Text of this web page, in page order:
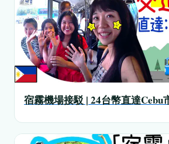
宿霧機場接駁 | 24台幣直達Cebu